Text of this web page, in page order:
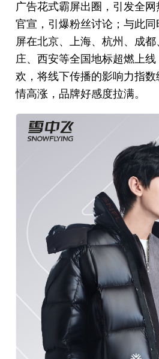
广告花式霸屏出圈，引发全
官宣，引爆粉丝讨论；与此
屏在北京、上海、杭州、成
庄、西安等全国地标超燃上
欢，将线下传播的影响力指
情高涨，品牌好感度拉满。